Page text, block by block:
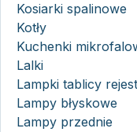
Kosiarki spalinowe
Kotły
Kuchenki
Lalki
Lampki tablicy
Lampy błyskowe
Lampy przednie